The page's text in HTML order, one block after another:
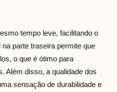
tempo leve, facilitando o
parte traseira permite que
o que é ótimo para
Além disso, a qualidade dos
sensação de durabilidade e